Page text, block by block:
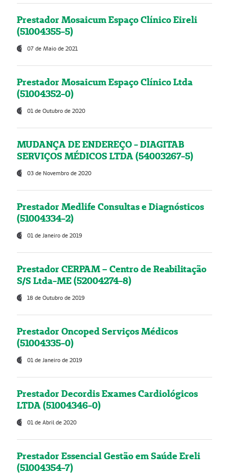
Prestador Mosaicum Espaço Clínico Eireli
(51004355-5)
07 de Maio de 2021
Prestador Mosaicum Espaço Clínico Ltda
(51004352-0)
01 de Outubro de 2020
MUDANÇA DE ENDEREÇO - DIAGITAB
SERVIÇOS MÉDICOS LTDA (54003267-5)
03 de Novembro de 2020
Prestador Medlife Consultas e Diagnósticos
(51004334-2)
01 de Janeiro de 2019
Prestador CERPAM – Centro de Reabilitação
S/S Ltda-ME (52004274-8)
18 de Outubro de 2019
Prestador Oncoped Serviços Médicos
(51004335-0)
01 de Janeiro de 2019
Prestador Decordis Exames Cardiológicos
LTDA (51004346-0)
01 de Abril de 2020
Prestador Essencial Gestão em Saúde Ereli
(51004354-7)